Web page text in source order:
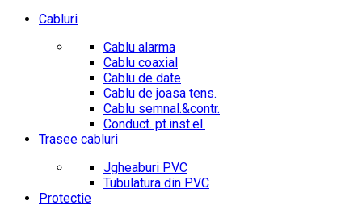
Cabluri
Cablu alarma
Cablu coaxial
Cablu de date
Cablu de joasa tens.
Cablu semnal.&contr.
Conduct. pt.inst.el.
Trasee cabluri
Jgheaburi PVC
Tubulatura din PVC
Protectie